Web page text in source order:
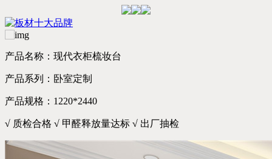
产品名称：现代衣柜梳妆台
产品系列：卧室定制
产品规格：1220*2440
√ 质检合格 √ 甲醛释放量达标 √ 出厂抽检